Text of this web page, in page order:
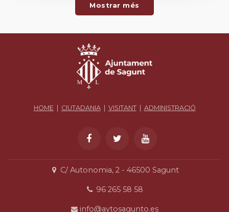
Mostrar més
HOME| CIUTADANIA| VISITANT| ADMINISTRACIÓ
C/ Autonomia, 2 - 46500 Sagunt
96 265 58 58
info@aytosagunto.es